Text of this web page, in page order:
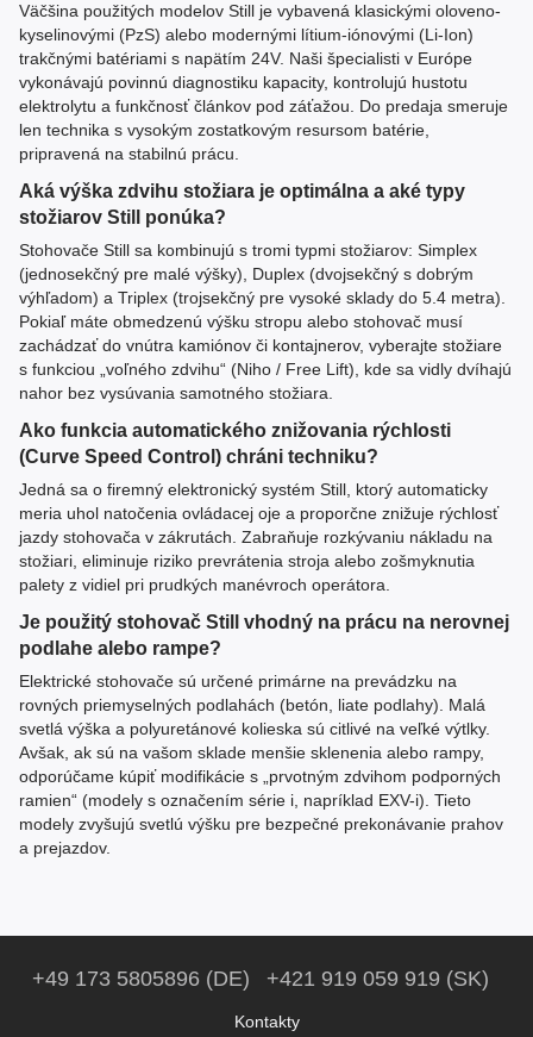
Väčšina použitých modelov Still je vybavená klasickými oloveno-
kyselinovými (PzS) alebo modernými lítium-iónovými (Li-Ion)
trakčnými batériami s napätím 24V. Naši špecialisti v Európe
vykonávajú povinnú diagnostiku kapacity, kontrolujú hustotu
elektrolytu a funkčnosť článkov pod záťažou. Do predaja smeruje
len technika s vysokým zostatkovým resursom batérie,
pripravená na stabilnú prácu.
Aká výška zdvihu stožiara je optimálna a aké typy
stožiarov Still ponúka?
Stohovače Still sa kombinujú s tromi typmi stožiarov: Simplex
(jednosekčný pre malé výšky), Duplex (dvojsekčný s dobrým
výhľadom) a Triplex (trojsekčný pre vysoké sklady do 5.4 metra).
Pokiaľ máte obmedzenú výšku stropu alebo stohovač musí
zachádzať do vnútra kamiónov či kontajnerov, vyberajte stožiare
s funkciou „voľného zdvihu“ (Niho / Free Lift), kde sa vidly dvíhajú
nahor bez vysúvania samotného stožiara.
Ako funkcia automatického znižovania rýchlosti
(Curve Speed Control) chráni techniku?
Jedná sa o firemný elektronický systém Still, ktorý automaticky
meria uhol natočenia ovládacej oje a proporčne znižuje rýchlosť
jazdy stohovača v zákrutách. Zabraňuje rozkývaniu nákladu na
stožiari, eliminuje riziko prevrátenia stroja alebo zošmyknutia
palety z vidiel pri prudkých manévroch operátora.
Je použitý stohovač Still vhodný na prácu na nerovnej
podlahe alebo rampe?
Elektrické stohovače sú určené primárne na prevádzku na
rovných priemyselných podlahách (betón, liate podlahy). Malá
svetlá výška a polyuretánové kolieska sú citlivé na veľké výtlky.
Avšak, ak sú na vašom sklade menšie sklenenia alebo rampy,
odporúčame kúpiť modifikácie s „prvotným zdvihom podporných
ramien“ (modely s označením série i, napríklad EXV-i). Tieto
modely zvyšujú svetlú výšku pre bezpečné prekonávanie prahov
a prejazdov.
+49 173 5805896 (DE) +421 919 059 919 (SK)
Kontakty